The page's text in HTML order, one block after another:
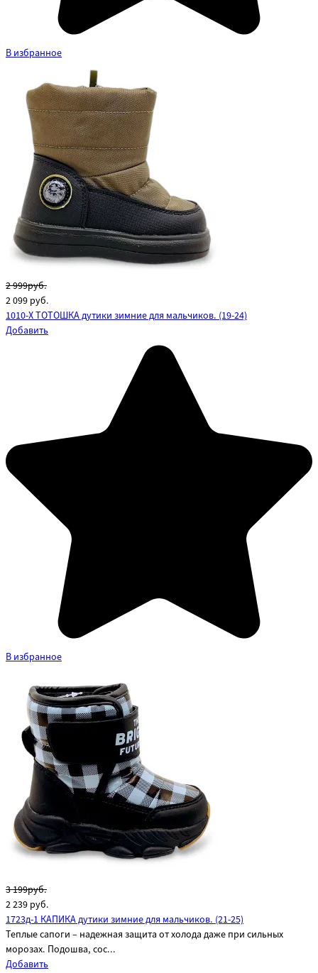
В избранное
2 999руб.
2 099 руб.
1010-X ТОТОШКА дутики зимние для мальчиков. (19-24)
Добавить
В избранное
3 199руб.
2 239 руб.
1723д-1 КАПИКА дутики зимние для мальчиков. (21-25)
Теплые сапоги – надежная защита от холода даже при сильных
морозах. Подошва, сос...
Добавить